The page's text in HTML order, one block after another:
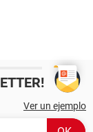
Ver un ejemplo